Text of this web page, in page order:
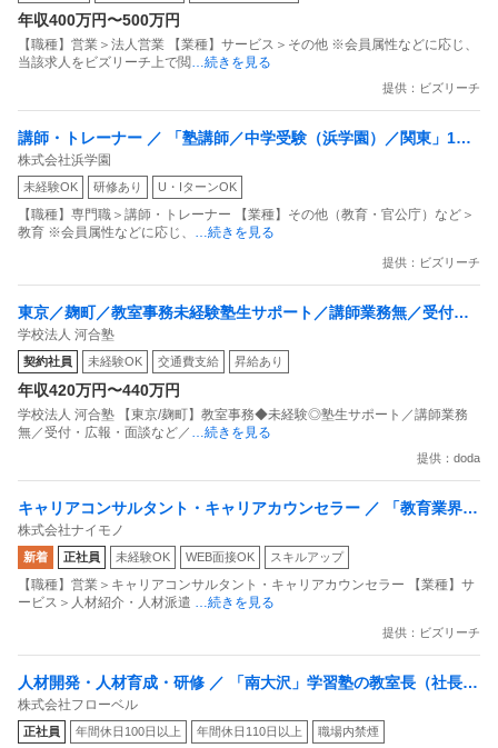
年収400万円〜500万円
【職種】営業＞法人営業 【業種】サービス＞その他 ※会員属性などに応じ、
当該求人をビズリーチ上で閲…続きを見る
提供：ビズリーチ
講師・トレーナー ／ 「塾講師／中学受験（浜学園）／関東」1教
科専任制／教室運営業務なし（分業制）／年間休日120日／Uター
ン・Iターン歓迎／入社時期相談可能
株式会社浜学園
未経験OK 研修あり U・IターンOK
【職種】専門職＞講師・トレーナー 【業種】その他（教育・官公庁）など＞
教育 ※会員属性などに応じ、 …続きを見る
提供：ビズリーチ
東京／麹町／教室事務未経験塾生サポート／講師業務無／受付・
広報・面談など／土日休可／420万～
学校法人 河合塾
契約社員 未経験OK 交通費支給 昇給あり
年収420万円〜440万円
学校法人 河合塾 【東京/麹町】教室事務◆未経験◎塾生サポート／講師業務
無／受付・広報・面談など／ …続きを見る
提供：doda
キャリアコンサルタント・キャリアカウンセラー ／ 「教育業界出
身者歓迎」元教師が多数活躍／就活生の人生に伴走するキャリア
アドバイザー／入社1年で年収100万円UP実績あり
株式会社ナイモノ
新着 正社員 未経験OK WEB面接OK スキルアップ
【職種】営業＞キャリアコンサルタント・キャリアカウンセラー 【業種】サ
ービス＞人材紹介・人材派遣 …続きを見る
提供：ビズリーチ
人材開発・人材育成・研修 ／ 「南大沢」学習塾の教室長（社長の
右腕としての活躍を期待）／年間休日120日・完全週休2日
株式会社フローベル
正社員 年間休日100日以上 年間休日110日以上 職場内禁煙